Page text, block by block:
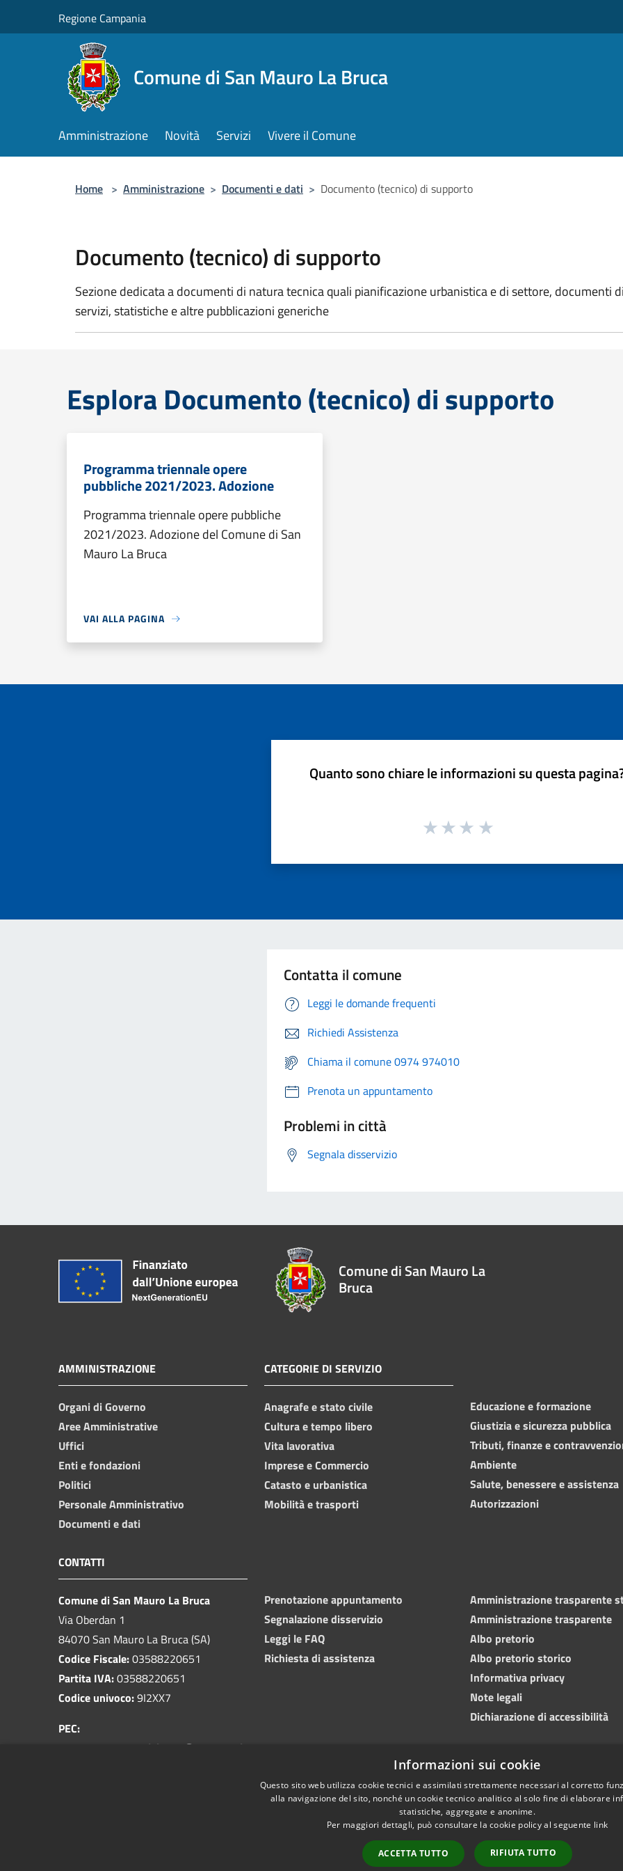
Regione Campania
Comune di San Mauro La Bruca
Amministrazione Novità Servizi Vivere il Comune
Home > Amministrazione > Documenti e dati > Documento (tecnico) di supporto
Documento (tecnico) di supporto
Sezione dedicata a documenti di natura tecnica quali pianificazione urbanistica e di settore, documenti
servizi, statistiche e altre pubblicazioni generiche
Esplora Documento (tecnico) di supporto
Programma triennale opere
pubbliche 2021/2023. Adozione
Programma triennale opere pubbliche
2021/2023. Adozione del Comune di San
Mauro La Bruca
VAI ALLA PAGINA
Quanto sono chiare le informazioni su questa
Contatta il comune
Leggi le domande frequenti
Richiedi Assistenza
Chiama il comune 0974 974010
Prenota un appuntamento
Problemi in città
Segnala disservizio
Comune di San Mauro La
Bruca
AMMINISTRAZIONE
Organi di Governo
Aree Amministrative
Uffici
Enti e fondazioni
Politici
Personale Amministrativo
Documenti e dati
CATEGORIE DI SERVIZIO
Anagrafe e stato civile
Cultura e tempo libero
Vita lavorativa
Imprese e Commercio
Catasto e urbanistica
Mobilità e trasporti
Educazione e formazione
Giustizia e sicurezza pubblica
Tributi, finanze e
Ambiente
Salute, benessere e assistenza
Autorizzazioni
CONTATTI
Comune di San Mauro La Bruca
Via Oberdan 1
84070 San Mauro La Bruca (SA)
Codice Fiscale:03588220651
Partita IVA:03588220651
Codice univoco:9I2XX7
PEC:
comune.sanmaurolabruca@asmepec.it
Prenotazione appuntamento
Segnalazione disservizio
Leggi le FAQ
Richiesta di assistenza
Amministrazione trasparente
Amministrazione trasparente
Albo pretorio
Albo pretorio storico
Informativa privacy
Note legali
Dichiarazione di accessibilità
Whistleblowing Copyright ©
Informazioni sui cookie
Questo sito web utilizza cookie tecnici e assimilati strettamente necessari al corretto
alla navigazione del sito, nonché un cookie tecnico analitico al solo fine di elaborare
statistiche, aggregate e anonime.
Per maggiori dettagli, può consultare la cookie policy al seguente link
ACCETTA TUTTO RIFIUTA TUTTO